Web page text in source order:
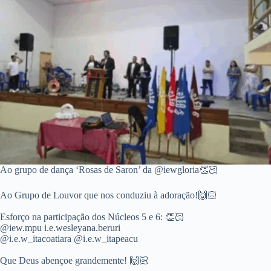
Ao grupo de dança ‘Rosas de Saron’ da @iewgloria👏🏻
Ao Grupo de Louvor que nos conduziu à adoração!🙌🏻
Esforço na participação dos Núcleos 5 e 6: 👏🏻
@iew.mpu i.e.wesleyana.beruri
@i.e.w_itacoatiara @i.e.w_itapeacu
Que Deus abençoe grandemente! 🙌🏻